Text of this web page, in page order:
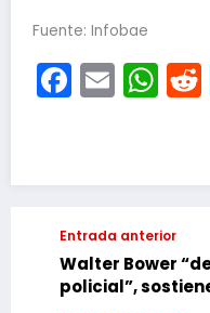
Fuente: Infobae
Email
Entrada anterior
Walter Bower
policial”,